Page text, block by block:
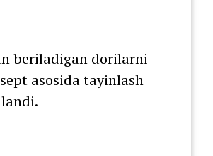
beriladigan dorilarni
asosida tayinlash